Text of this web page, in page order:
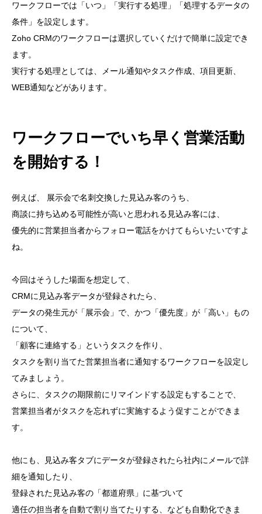
ワークフローでは「いつ」「実行する処理」「処理するデータの
条件」を設定します。
Zoho CRMのワークフローは選択していくだけで簡単に設定でき
ます。
実行する処理としては、メール通知やタスク作成、項目更新、
WEB通知などがあります。
ワークフローでいち早く営業活動
を開始する！
例えば、 展示会で名刺交換した見込み客のうち、
商談に持ち込める可能性が高いと思われる見込み客には、
優先的に営業担当者からフォロー電話をかけてもらいたいですよ
ね。
今回はそうした場面を想定して、
CRMに見込み客データが登録されたら、
データの発生元が「展示会」で、かつ「優先度」が「高い」もの
について、
「顧客に連絡する」というタスクを作り、
タスクを割り当てた営業担当者に通知するワークフローを設定し
てみましょう。
さらに、タスクの期限前にリマインドする設定もすることで、
営業担当者がタスクを忘れずに実施するよう促すことができま
す。
他にも、見込み客タブにデータが登録されたら社内にメールで詳
細を通知したり、
登録された見込み客の「都道府県」に基づいて
適任の担当者を自動で割り当てたりする、なども自動化できま